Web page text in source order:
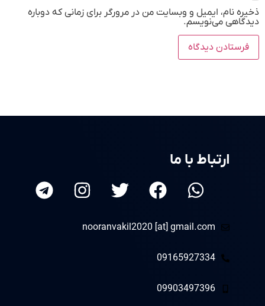
ذخیره نام، ایمیل و وبسایت من در مرورگر برای زمانی که دوباره
دیدگاهی می‌نویسم.
ارتباط با ما
nooranvakil2020 [at] gmail.com
09165927334
09903497396